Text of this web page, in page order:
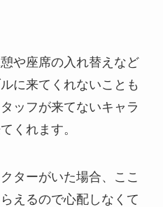
や座席の入れ替えなど
に来てくれないことも
ッフが来てないキャラ
くれます。
ターがいた場合、ここ
えるので心配しなくて